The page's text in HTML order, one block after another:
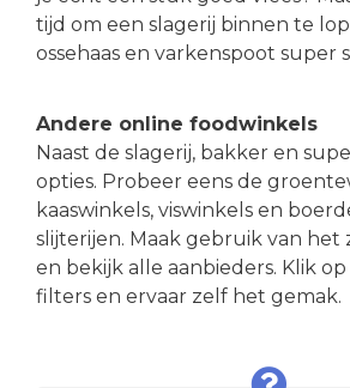
tijd om een slagerij binnen te
ossehaas en varkenspoot super
Andere online foodwinkels
Naast de slagerij, bakker en
opties. Probeer eens de
kaaswinkels, viswinkels en
slijterijen. Maak gebruik van
en bekijk alle aanbieders. Klik
filters en ervaar zelf het gemak.